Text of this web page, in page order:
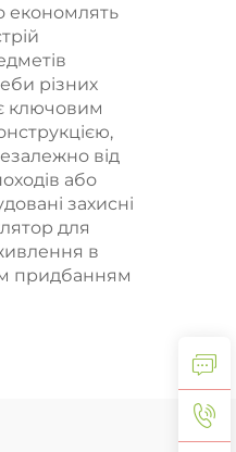
економлять
різних
ключовим
від
або
захисні
для
в
придбанням